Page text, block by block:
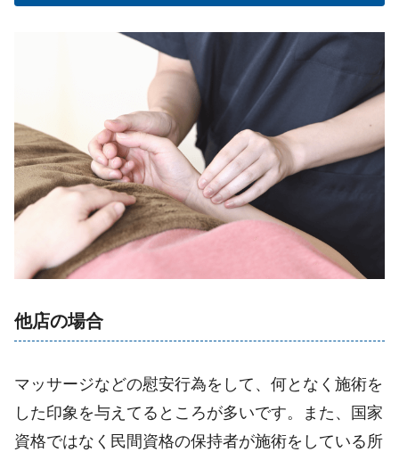
他店の場合
マッサージなどの慰安行為をして、何となく施術を
した印象を与えてるところが多いです。また、国家
資格ではなく民間資格の保持者が施術をしている所